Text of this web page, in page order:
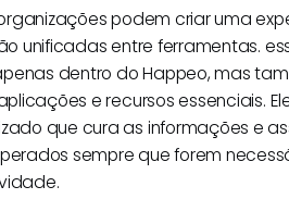
podem criar uma
unificadas entre ferramentas.
dentro do Happeo, mas
e recursos essenciais.
que cura as informações e
sempre que forem